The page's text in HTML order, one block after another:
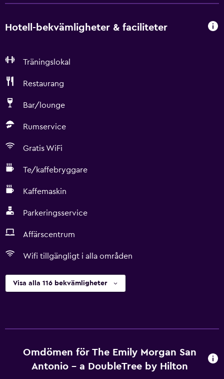
Hotell-bekvämligheter & faciliteter
Träningslokal
Restaurang
Bar/lounge
Rumservice
Gratis WiFi
Te/kaffebryggare
Kaffemaskin
Parkeringsservice
Affärscentrum
Wifi tillgängligt i alla områden
Visa alla 116 bekvämligheter
Omdömen för The Emily Morgan San
Antonio - a DoubleTree by Hilton